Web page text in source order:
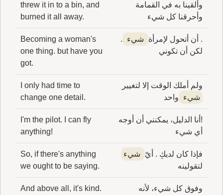
وألقينا به في القمامة
وأحرقنا كل شيء
threw it in to a bin, and
burned it all away.
. أن أتحول لإمرأة شيء
.
لكن أن تكوني
Becoming a woman's
one thing. but have you
got.
ولم أملك الوقت إلا لتغيير
شيء
واحد
I only had time to
change one detail.
!أنا الدليل، يمكنني أن أوجه
أي شيء
I'm the pilot. I can fly
anything!
فإذا كان لديكِ . أيّ
شيء
لتقولينه
So, if there's anything
we ought to be saying.
وفوق كل شيء، لأنه
And above all, it's kind.